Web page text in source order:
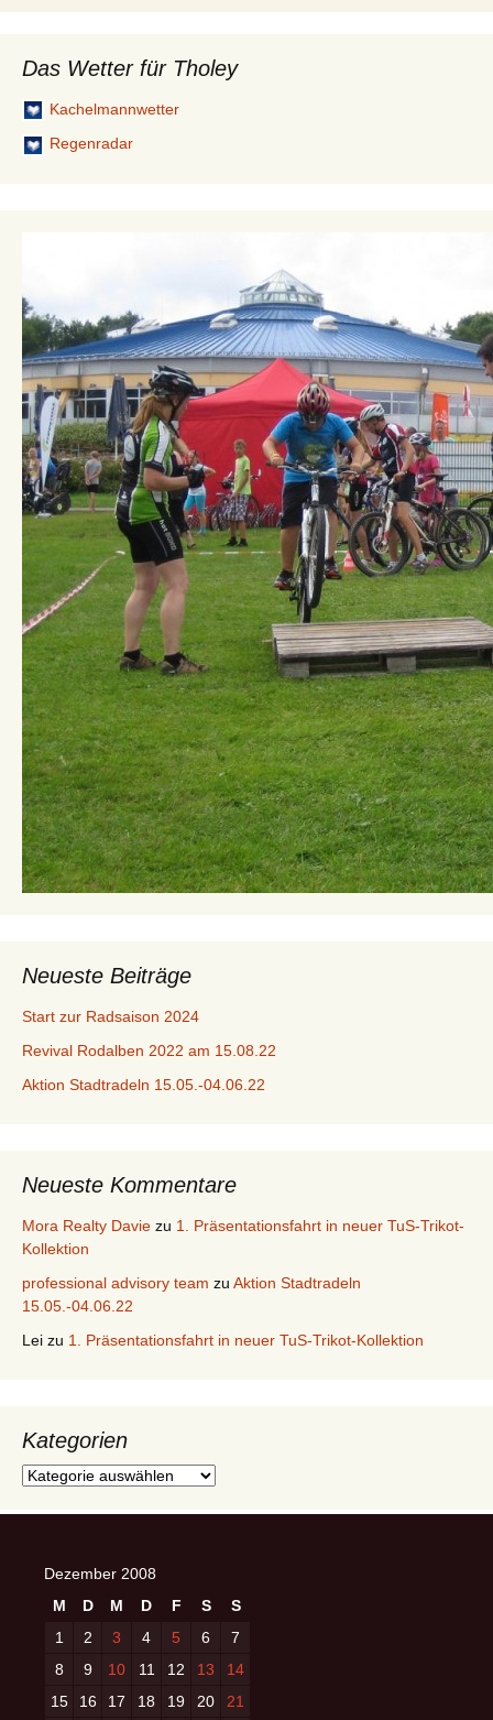
Das Wetter für Tholey
Kachelmannwetter
Regenradar
Neueste Beiträge
Start zur Radsaison 2024
Revival Rodalben 2022 am 15.08.22
Aktion Stadtradeln 15.05.-04.06.22
Neueste Kommentare
Mora Realty Davie zu 1. Präsentationsfahrt in neuer TuS-Trikot-
Kollektion
professional advisory team zu Aktion Stadtradeln
15.05.-04.06.22
Lei zu 1. Präsentationsfahrt in neuer TuS-Trikot-Kollektion
Kategorien
Kategorien
Dezember 2008
M
D M D F S
S
1
2 3 4 5 6
7
8
9 10 11 12 13
14
15
16 17 18 19 20 21